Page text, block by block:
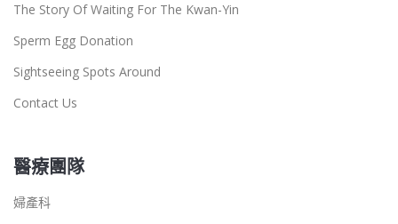
The Story Of Waiting For The Kwan-Yin
Sperm Egg Donation
Sightseeing Spots Around
Contact Us
醫療團隊
婦產科